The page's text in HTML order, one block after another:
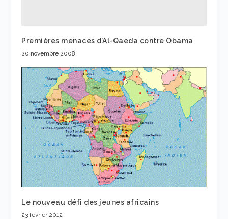
Premières menaces d’Al-Qaeda contre Obama
20 novembre 2008
Le nouveau défi des jeunes africains
23 février 2012